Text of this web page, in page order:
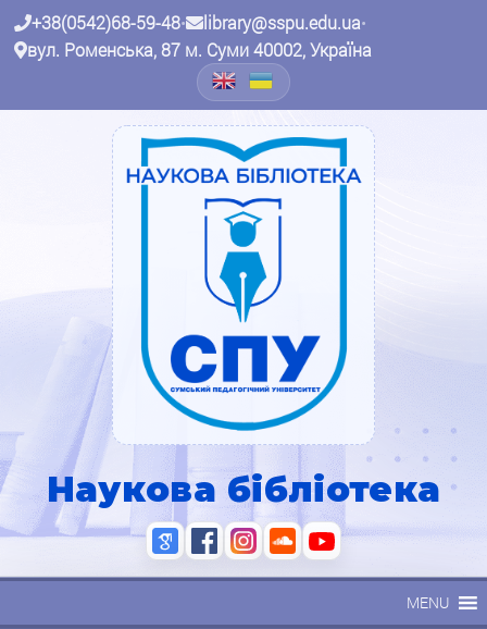
+38(0542)68-59-48• library@sspu.edu.ua•
вул. Роменська, 87 м. Суми 40002, Україна
Наукова бібліотека
MENU